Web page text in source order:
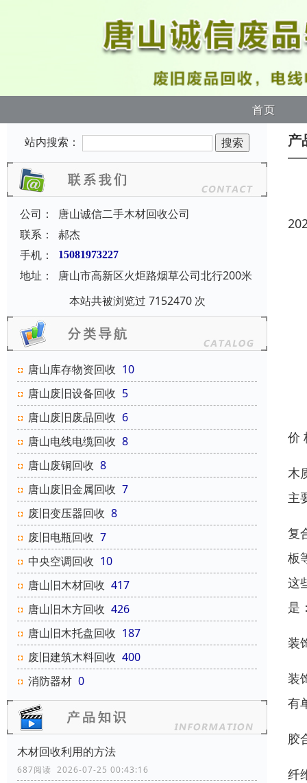
首页
站内搜索：
公司：
唐山诚信二手木材回收公司
联系：
郝杰
手机：
15081973227
地址：
唐山市高新区火炬路烟草公司北行200米
本站共被浏览过 7152470 次
唐山库存物资回收 10
唐山废旧设备回收 5
唐山废旧废品回收 6
唐山电线电缆回收 8
唐山废铜回收 8
唐山废旧金属回收 7
废旧变压器回收 8
废旧电瓶回收 7
中央空调回收 10
唐山旧木材回收 417
唐山旧木方回收 426
唐山旧木托盘回收 187
废旧建筑木料回收 400
消防器材 0
木材回收利用的方法
687阅读 2026-07-25 00:43:16
产
价
木
主
复
板
这
是
装
装
有
胶
纤